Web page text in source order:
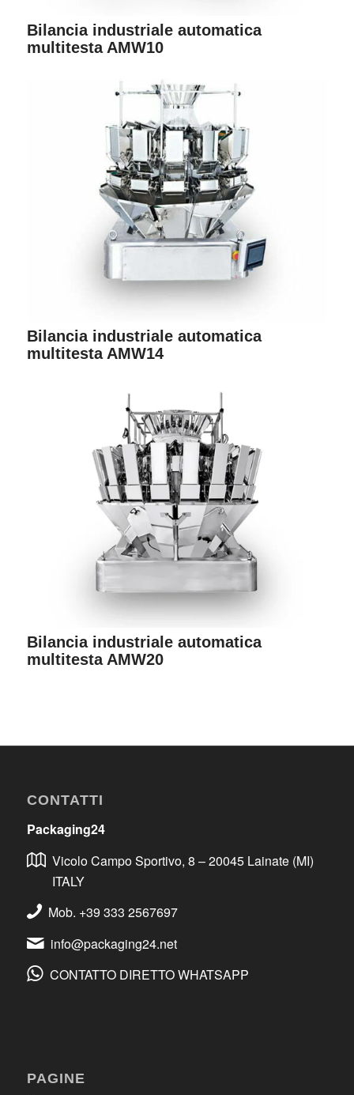
Bilancia industriale automatica
multitesta AMW10
Bilancia industriale automatica
multitesta AMW14
Bilancia industriale automatica
multitesta AMW20
CONTATTI
Packaging24
Vicolo Campo Sportivo, 8 – 20045 Lainate (MI)
ITALY
Mob. +39 333 2567697
info@packaging24.net
CONTATTO DIRETTO WHATSAPP
PAGINE